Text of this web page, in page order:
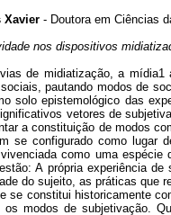
Xavier - Doutora em Ciências
nos dispositivos
de midiatização, a
pautando modos de
solo epistemológico das
vetores de
a constituição de modos
se configurado como lugar
como uma espécie
A própria experiência
do sujeito, as práticas que
se constitui historicamente
modos de subjetivação.